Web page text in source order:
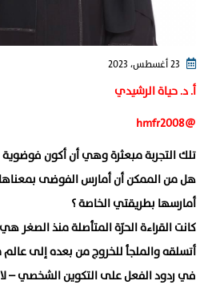
أ. د. حياة الرشيدي
@hmfr2008
تلك التجربة مبعثرة وهي أن أكون
هل من الممكن أن أمارس الفوضى بمعناها
أمارسها بطريقتي الخاصة ؟
كانت القراءة الحرّة المتأصلة منذ الصغر
أتسلقه والملجأ للخروج من بعده إلى عالم
في ردود الفعل على التكوين الشخصي – لا